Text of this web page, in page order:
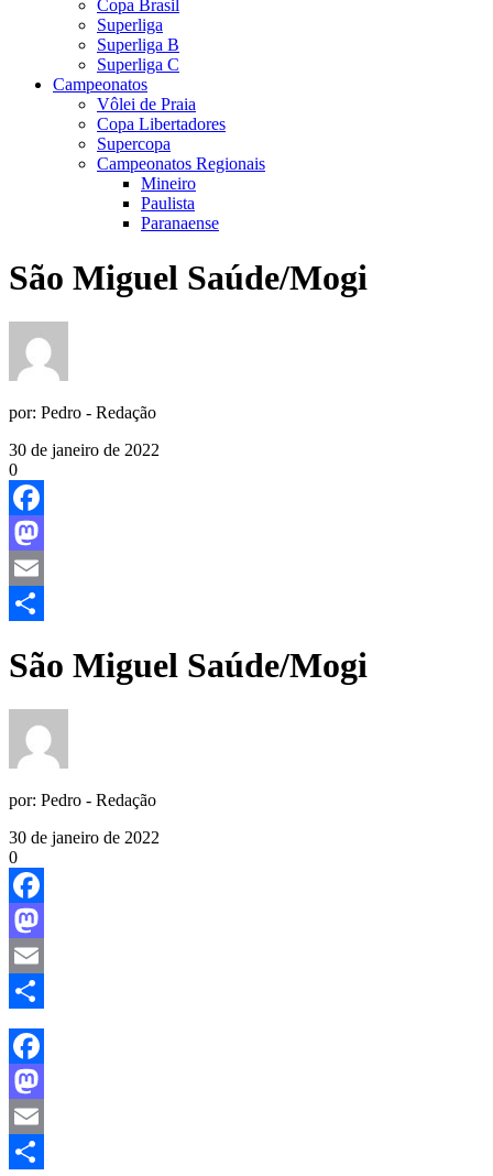
Copa Brasil
Superliga
Superliga B
Superliga C
Campeonatos
Vôlei de Praia
Copa Libertadores
Supercopa
Campeonatos Regionais
Mineiro
Paulista
Paranaense
São Miguel Saúde/Mogi
por: Pedro - Redação
30 de janeiro de 2022
0
Facebook
Mastodon
Email
São Miguel Saúde/Mogi
por: Pedro - Redação
30 de janeiro de 2022
0
Facebook
Mastodon
Email
Share
Facebook
Mastodon
Email